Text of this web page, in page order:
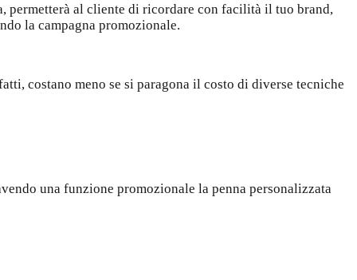
permetterà al cliente di ricordare con facilità il tuo brand,
la campagna promozionale.
costano meno se si paragona il costo di diverse tecniche
una funzione promozionale la penna personalizzata